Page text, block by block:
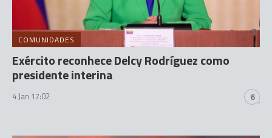
COMUNIDADES
Exército reconhece Delcy Rodríguez como
presidente interina
4 Jan 17:02 6